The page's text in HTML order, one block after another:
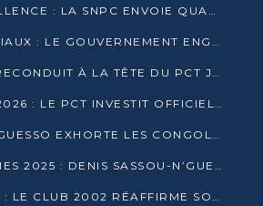
BOURSES D’EXCELLENCE : LA SNPC ENVOIE QUATRE NOUVEAUX TALENTS CONGOLAIS SE FORMER À BAKOU
MARCHÉS DOMANIAUX : LE GOUVERNEMENT ENGAGE LA STRUCTURATION DES TAXES D’ASSAINISSEMENT
PIERRE MOUSSA RECONDUIT À LA TÊTE DU PCT JUSQU’EN 2031
PRÉSIDENTIELLE 2026 : LE PCT INVESTIT OFFICIELLEMENT DENIS SASSOU NGUESSO
DENIS SASSOU-N’GUESSO EXHORTE LES CONGOLAIS À L’UNITÉ ET AU FAIR-PLAY DÉMOCRATIQUE EN 2026
RÉVEILLON D’ARMES 2025 : DENIS SASSOU-N’GUESSO GARANTIT DES ÉLECTIONS 2026 PAISIBLES ET SÉCURISÉES
CONGRÈS DU PCT : LE CLUB 2002 RÉAFFIRME SON SOUTIEN À DENIS SASSOU-N’GUESSO POUR 2026